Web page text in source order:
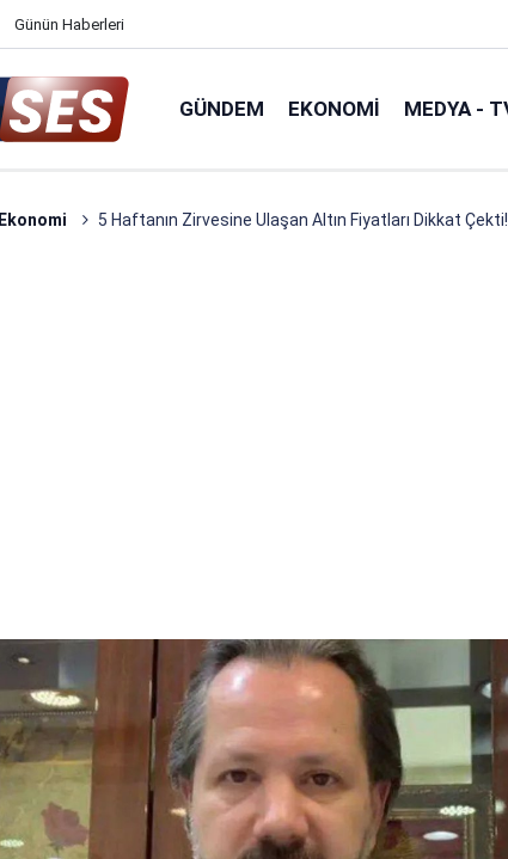
Günün Haberleri
GÜNDEM EKONOMI MEDYA -
Ekonomi 5 Haftanın Zirvesine Ulaşan Altın Fiyatları Dikkat